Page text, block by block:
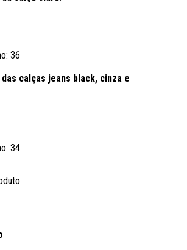
36
calças jeans black, cinza e
34